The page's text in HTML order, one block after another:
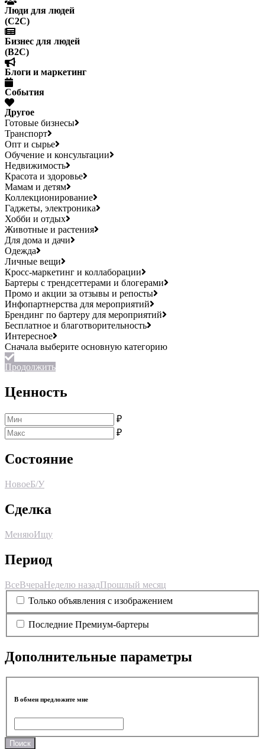
Люди для людей
(С2С)
Бизнес для людей
(B2C)
Блоги и маркетинг
События
Другое
Готовые бизнесы
Транспорт
Опт и сырье
Обучение и консультации
Недвижимость
Красота и здоровье
Мамам и детям
Коллекционирование
Гаджеты, электроника
Хобби и отдых
Животные и растения
Для дома и дачи
Одежда
Личные вещи
Кросс-маркетинг и коллаборации
Бартеры с трендсеттерами и блогерами
Промо и акции за отзывы и репосты
Инфопартнерства для мероприятий
Брендинг по бартеру для мероприятий
Бесплатное и благотворительность
Интересное
Продолжить
Ценность
₽
₽
Состояние
НовоеБ/У
Сделка
МеняюИщу
Период
ВсеВчераНеделю назадПрошлый месяц
Только объявления с изображением
Последние Премиум-бартеры
Дополнительные параметры
В обмен предложите мне
Поиск